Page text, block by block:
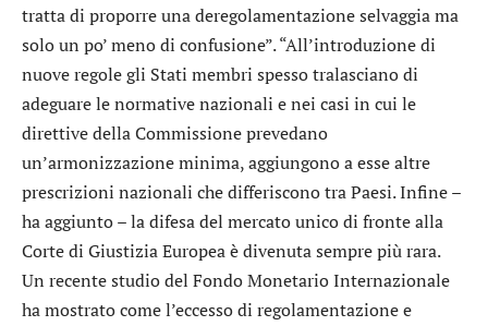
tratta di proporre una deregolamentazione selvaggia ma
solo un po’ meno di confusione”. “All’introduzione di
nuove regole gli Stati membri spesso tralasciano di
adeguare le normative nazionali e nei casi in cui le
direttive della Commissione prevedano
un’armonizzazione minima, aggiungono a esse altre
prescrizioni nazionali che differiscono tra Paesi. Infine –
ha aggiunto – la difesa del mercato unico di fronte alla
Corte di Giustizia Europea è divenuta sempre più rara.
Un recente studio del Fondo Monetario Internazionale
ha mostrato come l’eccesso di regolamentazione e